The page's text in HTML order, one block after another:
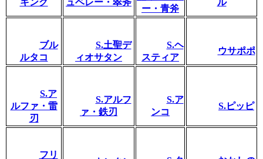
キング
ュベレー・翠斧
ー・青斧
ル
ブル
ルタコ
S.土聖デ
ィオサタン
S.ヘ
スティア
ウサポポ
S.ア
ルファ・雷
刃
S.アルフ
ァ・鉄刃
S.ア
ンコ
S.ピッピ
フリ